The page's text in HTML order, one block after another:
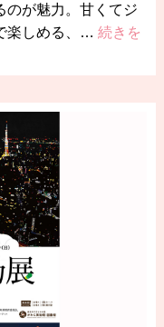
のが魅力。甘くてジ
楽しめる、… 続きを